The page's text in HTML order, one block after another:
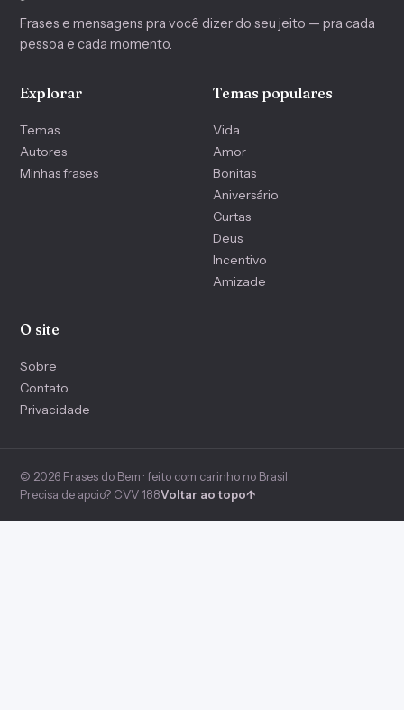
Frases e mensagens pra você dizer do seu jeito — pra cada
pessoa e cada momento.
Explorar
Temas
Autores
Minhas frases
Temas populares
Vida
Amor
Bonitas
Aniversário
Curtas
Deus
Incentivo
Amizade
O site
Sobre
Contato
Privacidade
© 2026 Frases do Bem · feito com carinho no Brasil
Precisa de apoio? CVV 188Voltar ao topo↑